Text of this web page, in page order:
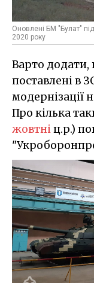
Оновлені БМ "Булат"
2020 року
Варто
поставлені в
модернізації
Про кілька
жовтніц.р.)